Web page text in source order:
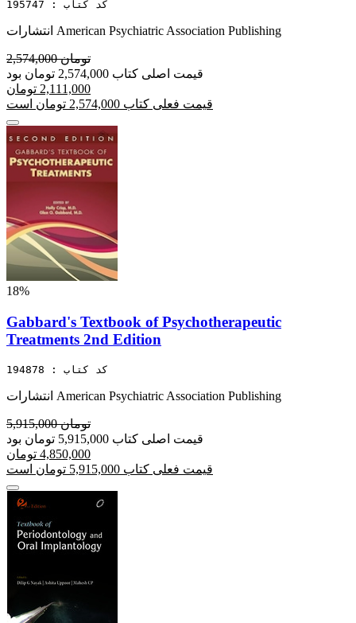
کد کتاب : 195747
انتشارات American Psychiatric Association Publishing
2,574,000 تومان
قیمت اصلی کتاب 2,574,000 تومان بود
2,111,000 تومان
قیمت فعلی کتاب 2,574,000 تومان است
18%
Gabbard's Textbook of Psychotherapeutic
Treatments 2nd Edition
کد کتاب : 194878
انتشارات American Psychiatric Association Publishing
5,915,000 تومان
قیمت اصلی کتاب 5,915,000 تومان بود
4,850,000 تومان
قیمت فعلی کتاب 5,915,000 تومان است